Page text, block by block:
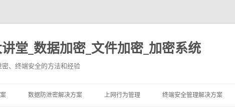
堂_数据加密_文件加密_加密系统
、终端安全的方法和经验
数据防泄密解决方案 上网行为管理 终端安全管理解决方案